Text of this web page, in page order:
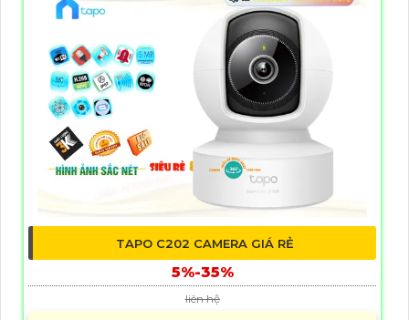
TAPO C202 CAMERA GIÁ RẺ
5%-35%
liên hệ